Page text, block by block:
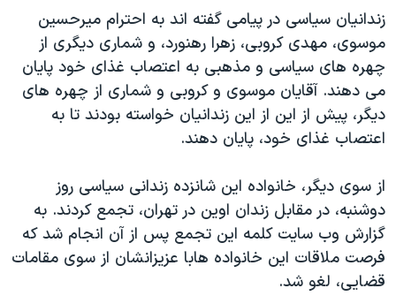
قانون شفافیت دارائی کادر رهبری ایران
اعتراضات مردمی آبان ۹۸
اسرائیل در جنگ
نرگس محمدی برنده جایزه نوبل صلح
همایش محافظه‌کاران آمریکا «سی‌پک»
صفحه‌های ویژه
سفر پرزیدنت ترامپ به چین
زندانيان سياسی در پيامی گفته اند به احترام ميرحسين
موسوی، مهدی کروبی، زهرا رهنورد، و شماری ديگری از
چهره های سياسی و مذهبی به اعتصاب غذای خود پايان
می دهند. آقايان موسوی و کروبی و شماری از چهره های
ديگر، پيش از اين از اين زندانيان خواسته بودند تا به
اعتصاب غذای خود، پايان دهند.
از سوی ديگر، خانواده اين شانزده زندانی سياسی روز
دوشنبه، در مقابل زندان اوين در تهران، تجمع کردند. به
گزارش وب سايت کلمه اين تجمع پس از آن انجام شد که
فرصت ملاقات اين خانواده هابا عزيزانشان از سوی مقامات
قضايی، لغو شد.